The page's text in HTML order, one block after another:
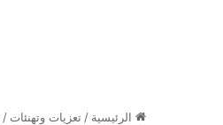
الرئيسية / تعزيات وتهنئات /